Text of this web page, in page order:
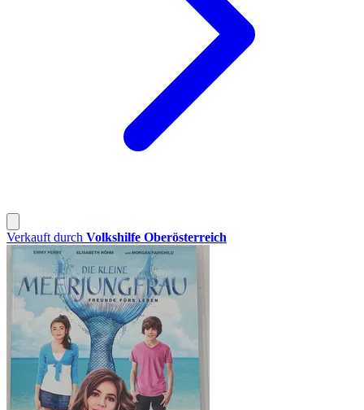
Verkauft durch Volkshilfe Oberösterreich